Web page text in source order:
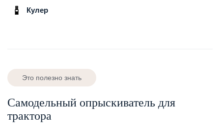
Кулер
Это полезно знать
Самодельный опрыскиватель для
трактора